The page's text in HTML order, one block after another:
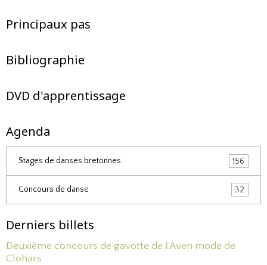
Principaux pas
Bibliographie
DVD d'apprentissage
Agenda
Stages de danses bretonnes 156
Concours de danse 32
Derniers billets
Deuxième concours de gavotte de l'Aven mode de
Clohars